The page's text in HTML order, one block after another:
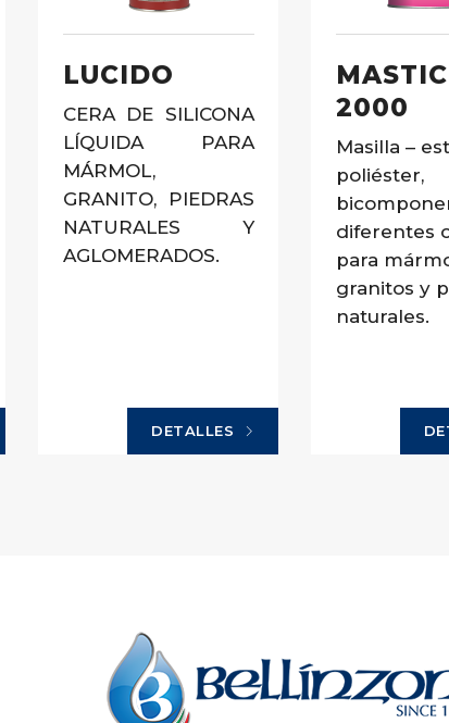
LUCIDO
CERA DE SILICONA
LÍQUIDA PARA
MÁRMOL,
GRANITO, PIEDRAS
NATURALES Y
AGLOMERADOS.
DETALLES
2000
Masilla –
poliéster,
diferentes
para
granitos y
naturales.